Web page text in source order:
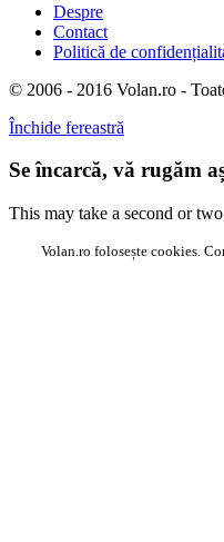
Despre
Contact
Politică de
© 2006 - 2016 Volan.ro -
Închide fereastră
Se încarcă, vă rugăm
This may take a second or
Volan.ro folosește cookies.